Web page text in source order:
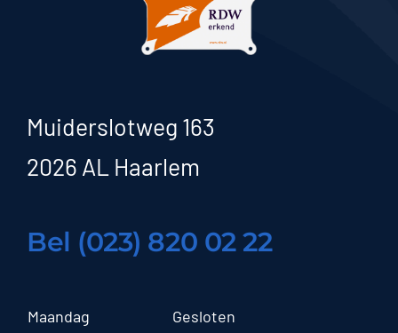
Muiderslotweg 163
2026 AL Haarlem
Bel (023) 820 02 22
Maandag
Gesloten